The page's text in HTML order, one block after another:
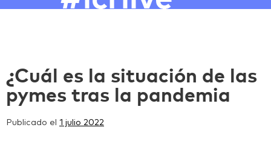
¿Cuál es la situación de las
pymes tras la pandemia
Publicado el 1 julio 2022